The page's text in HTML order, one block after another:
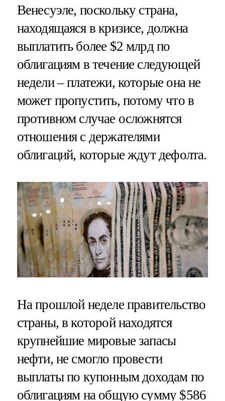
Венесуэле, поскольку страна,
находящаяся в кризисе, должна
выплатить более $2 млрд по
облигациям в течение следующей
недели – платежи, которые она не
может пропустить, потому что в
противном случае осложнятся
отношения с держателями
облигаций, которые ждут дефолта.
На прошлой неделе правительство
страны, в которой находятся
крупнейшие мировые запасы
нефти, не смогло провести
выплаты по купонным доходам по
облигациям на общую сумму $586